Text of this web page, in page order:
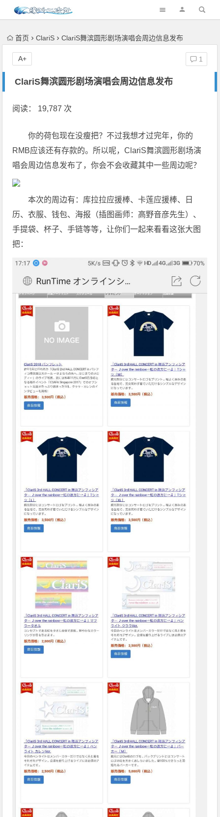
首页 ClariS ClariS舞滨圆形剧场演唱会周边信息发布
ClariS舞滨圆形剧场演唱会周边信息发布
1
A+
阅读： 19,787 次
你的荷包现在没瘦把？不过我想才过完年，你的
RMB应该还有存款的。所以呢，ClariS舞滨圆形剧场演
唱会周边信息发布了，你会不会收藏其中一些周边呢？
本次的周边有：库拉拉应援棒、卡莲应援棒、日
历、衣服、钱包、海报（插图画师：高野音彦先生）、
手提袋、杯子、手链等等，让你们一起来看看这张大图
把：